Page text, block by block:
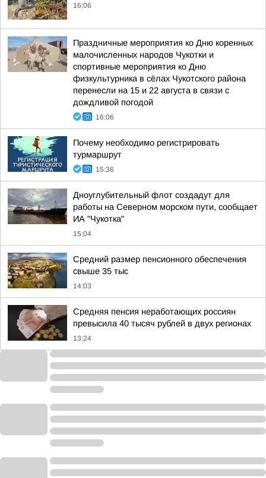
16:06
Праздничные мероприятия ко Дню коренных
малочисленных народов Чукотки и
спортивные мероприятия ко Дню
физкультурника в сёлах Чукотского района
перенесли на 15 и 22 августа в связи с
дождливой погодой
16:06
Почему необходимо регистрировать
турмаршрут
15:36
Дноуглубительный флот создадут для
работы на Северном морском пути, сообщает
ИА "Чукотка"
15:04
Средний размер пенсионного обеспечения
свыше 35 тыс
14:03
Средняя пенсия неработающих россиян
превысила 40 тысяч рублей в двух регионах
13:24